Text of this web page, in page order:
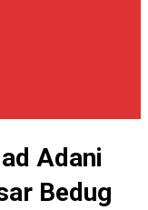
Adani
Bedug